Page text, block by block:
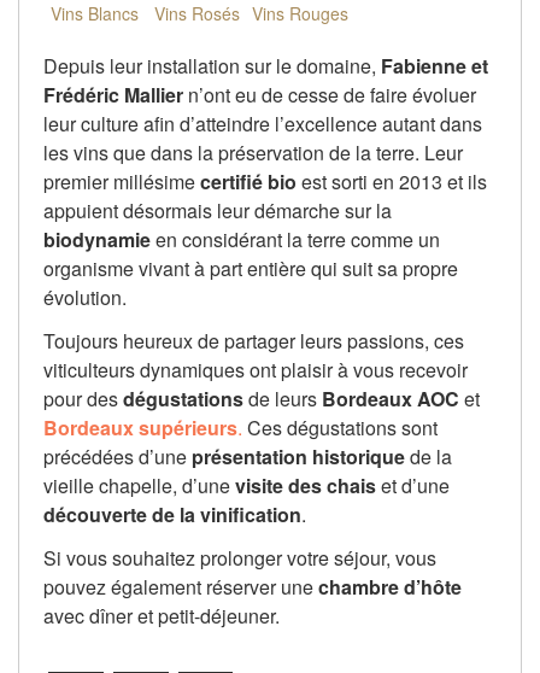
Vins Blancs Vins Rosés Vins Rouges
Depuis leur installation sur le domaine, Fabienne et
Frédéric Mallier n’ont eu de cesse de faire évoluer
leur culture afin d’atteindre l’excellence autant dans
les vins que dans la préservation de la terre. Leur
premier millésimecertifié bio est sorti en 2013 et ils
appuient désormais leur démarche sur la
biodynamieen considérant la terre comme un
organisme vivant à part entière qui suit sa propre
évolution.
Toujours heureux de partager leurs passions, ces
viticulteurs dynamiques ont plaisir à vous recevoir
pour desdégustationsde leurs Bordeaux AOC et
Bordeaux supérieurs. Ces dégustations sont
précédées d’une présentation historiquede la
vieille chapelle, d’unevisite des chaiset d’une
découverte de la vinification.
Si vous souhaitez prolonger votre séjour, vous
pouvez également réserver unechambre d’hôte
avec dîner et petit-déjeuner.